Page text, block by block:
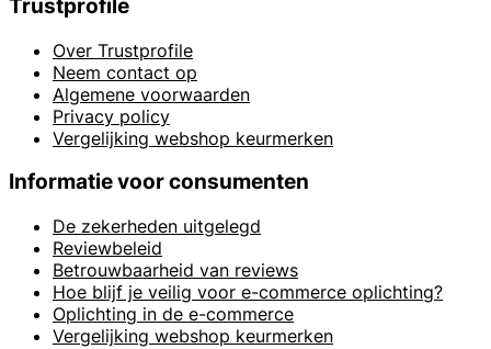
Trustprofile
Over Trustprofile
Neem contact op
Algemene voorwaarden
Privacy policy
Vergelijking webshop keurmerken
Informatie voor consumenten
De zekerheden uitgelegd
Reviewbeleid
Betrouwbaarheid van reviews
Hoe blijf je veilig voor e-commerce oplichting?
Oplichting in de e-commerce
Vergelijking webshop keurmerken